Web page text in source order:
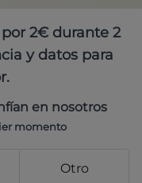
por 2€ durante 2
y datos para
en nosotros
momento
Otro